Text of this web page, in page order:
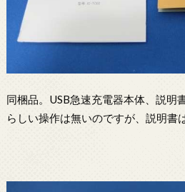
同梱品。USB急速充電器本体、説明
らしい操作は無いのですが、説明書